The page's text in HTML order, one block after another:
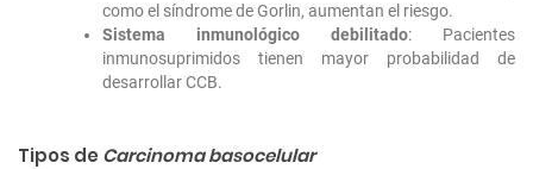
como el síndrome de Gorlin, aumentan el riesgo.
Sistema inmunológico debilitado: Pacientes
inmunosuprimidos tienen mayor probabilidad de
desarrollar CCB.
Tipos de Carcinoma basocelular